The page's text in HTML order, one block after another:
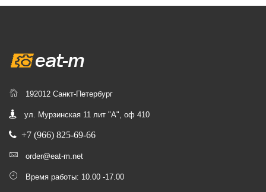
192012 Санкт-Петербург
ул. Мурзинская 11 лит "А", оф 410
+7 (966) 825-69-66
order@eat-m.net
Время работы: 10.00 -17.00